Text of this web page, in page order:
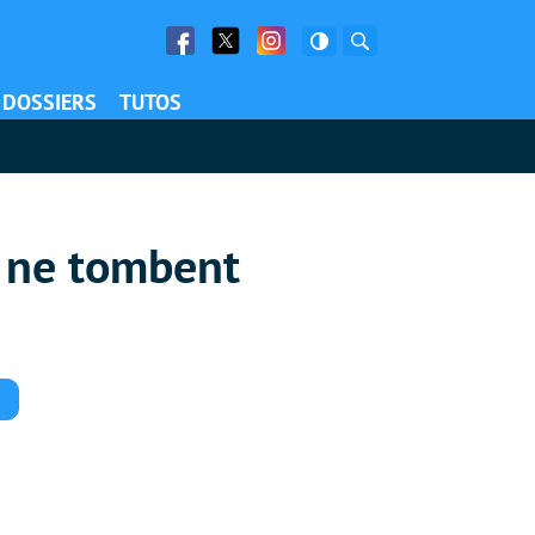
Facebook
Twitter Facebook
DOSSIERS TUTOS
tombent